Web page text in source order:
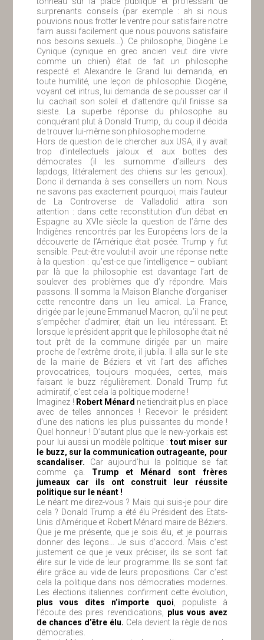
surprenants conseils (par exemple : ah si nous
pouvions nous frotter le ventre pour satisfaire notre
faim aussi facilement que nous pouvons satisfaire
nos besoins sexuels…). Ce philosophe, Diogène Le
Cynique (cynique en grec ancien veut dire vivre
comme un chien) était de fait un philosophe
respecté et Alexandre le Grand lui demanda, en
toute humilité, une leçon de philosophie. Diogène,
voyant cet intrus, lui demanda de se pousser car il
lui cachait son soleil et d’attendre qu’il finisse sa
sieste. La superbe réponse du philosophe au
conquérant plut à Donald Trump, du coup il décida
de trouver lui-même son philosophe moderne.
Hors de question de le chercher aux USA, il y avait
trop d’intellectuels jaloux et aux bottes des
démocrates (il les surnomme d’ailleurs des
lapdogs, littéralement des chiens sur les genoux).
Donc il demanda à ses conseillers un nom. Nous
ne savons pas exactement pourquoi, mais l’auteur
de La Controverse de Valladolid attira son
attention : dans cette reconstitution d’un débat en
Espagne au XVIe siècle la question de l’âme des
Indigènes rencontrés par les Européens lors de la
découverte de l’Amérique était posée. Trump y fut
sensible. Peut-être voulut-il avoir une réponse nette
à la question : qu’est-ce que l’intelligence – oubliant
par là que la philosophie est davantage l’art de
soulever des problèmes que d’y répondre. Mais
passons. Il somma la Maison Blanche d’organiser
cette rencontre dans un lieu amical. La France,
dirigée par le jeune Emmanuel Macron, qu’il ne peut
s’empêcher d’admirer, était un lieu intéressant. Et
lorsque le président apprit que le philosophe était né
tout prêt de la commune dirigée par un maire
proche de l’extrême droite, il jubila. Il alla sur le site
de la mairie de Béziers et vit l’art des affiches
provocatrices, toujours moquées, certes, mais
faisant le buzz régulièrement. Donald Trump fut
admiratif, c’est cela la politique moderne !
Imaginez ! Robert Ménard ne tiendrait plus en place
avec de telles annonces ! Recevoir le président
d’une des nations les plus puissantes du monde !
Quel honneur ! D’autant plus que le new-yorkais est
pour lui aussi un modèle politique :tout miser sur
le buzz, sur la communication outrageante, pour
scandaliser. Car aujourd’hui la politique se fait
comme ça. Trump et Ménard sont frères
jumeaux car ils ont construit leur réussite
politique sur le néant !
Le néant me direz-vous ? Mais qui suis-je pour dire
cela ? Donald Trump a été élu Président des Etats-
Unis d’Amérique et Robert Ménard maire de Béziers.
Que je me présente, que je sois élu, et je pourrais
donner des leçons… Je suis d’accord. Mais c’est
justement ce que je veux préciser, ils se sont fait
élire sur le vide de leur programme. Ils se sont fait
élire grâce au vide de leurs propositions. Car c’est
cela la politique dans nos démocraties modernes.
Les élections italiennes confirment cette évolution,
plus vous dites n’importe quoi , populiste à
l’écoute des pires revendications, plus vous avez
de chances d’être élu. Cela devient la règle de nos
démocraties.